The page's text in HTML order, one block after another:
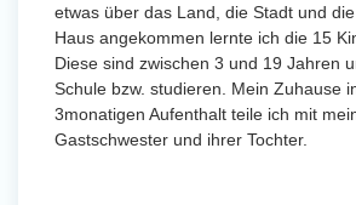
etwas über das Land, die Stadt und
Haus angekommen lernte ich die 15
Diese sind zwischen 3 und 19 Jahren
Schule bzw. studieren. Mein Zuhause
3monatigen Aufenthalt teile ich mit
Gastschwester und ihrer Tochter.